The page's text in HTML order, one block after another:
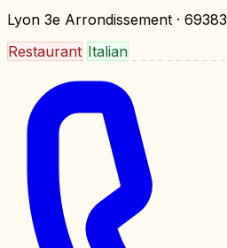
Lyon 3e Arrondissement · 69383
Restaurant Italian